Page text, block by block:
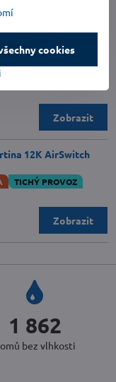
12K AirSwitch
Zobrazit
12K AirSwitch
TICHÝ PROVOZ
Zobrazit
2 058
bez vlhkosti
cookies